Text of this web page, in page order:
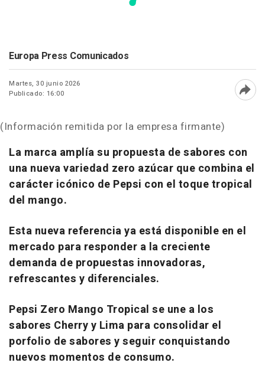
Europa Press Comunicados
Martes, 30 junio 2026
Publicado: 16:00
(Información remitida por la empresa firmante)
La marca amplía su propuesta de sabores con
una nueva variedad zero azúcar que combina el
carácter icónico de Pepsi con el toque tropical
del mango.
Esta nueva referencia ya está disponible en el
mercado para responder a la creciente
demanda de propuestas innovadoras,
refrescantes y diferenciales.
Pepsi Zero Mango Tropical se une a los
sabores Cherry y Lima para consolidar el
porfolio de sabores y seguir conquistando
nuevos momentos de consumo.